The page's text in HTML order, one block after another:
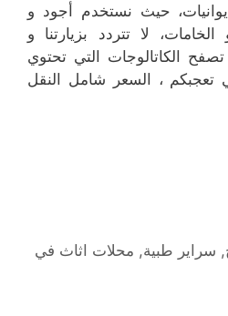
حيث نستخدم أجود و
لا تتردد بزيارتنا و
الكاتالوجات التي تحتوي
تعجبكم ، السعر شامل النقل
, سراير طبية, محلات اثاث في